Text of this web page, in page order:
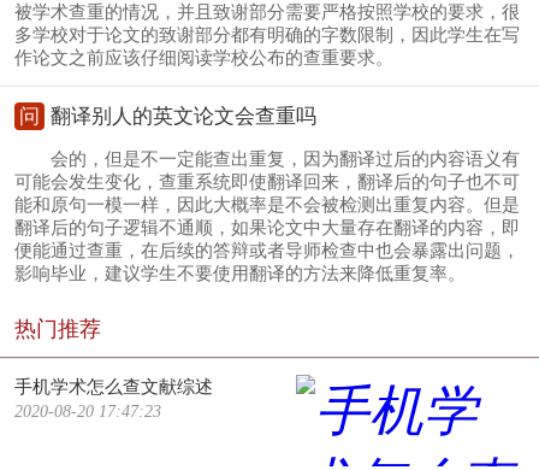
被学术查重的情况，并且致谢部分需要严格按照学校的要求，很
多学校对于论文的致谢部分都有明确的字数限制，因此学生在写
作论文之前应该仔细阅读学校公布的查重要求。
问 翻译别人的英文论文会查重吗
会的，但是不一定能查出重复，因为翻译过后的内容语义有
可能会发生变化，查重系统即使翻译回来，翻译后的句子也不可
能和原句一模一样，因此大概率是不会被检测出重复内容。但是
翻译后的句子逻辑不通顺，如果论文中大量存在翻译的内容，即
便能通过查重，在后续的答辩或者导师检查中也会暴露出问题，
影响毕业，建议学生不要使用翻译的方法来降低重复率。
热门推荐
手机学术怎么查文献综述
2020-08-20 17:47:23